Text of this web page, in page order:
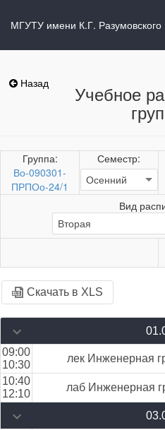
МГУТУ имени К.Г. Разумовского
Назад Учебное
Группа:
Во-090301-
ПРПОо-24/1
Семестр:
Вид
Скачать в XLS
09:00
10:30
лек Инженерная
10:40
12:10
лаб Инженерная